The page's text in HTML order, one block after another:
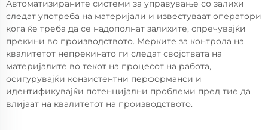
Автоматизираните системи за управување со залихи
следат употреба на материјали и известуваат оператори
кога ќе треба да се надополнат залихите, спречувајќи
прекини во производството. Мерките за контрола на
квалитетот непрекинато ги следат својствата на
материјалите во текот на процесот на работа,
осигурувајќи конзистентни перформанси и
идентификувајќи потенцијални проблеми пред тие да
влијаат на квалитетот на производството.